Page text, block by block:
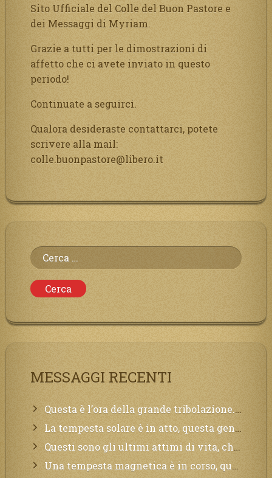
Sito Ufficiale del Colle del Buon Pastore e
dei Messaggi di Myriam.
Grazie a tutti per le dimostrazioni di
affetto che ci avete inviato in questo
periodo!
Continuate a seguirci.
Qualora desideraste contattarci, potete
scrivere alla mail:
colle.buonpastore@libero.it
Ricerca
per:
MESSAGGI RECENTI
Questa è l’ora della grande tribolazione. Volgetemi il vostro cuore
La tempesta solare è in atto, questa generazione soffrirà molto, la Terra arderà, l’acqua sarà contaminata, il cibo non sarà più nelle vostre mense.
Questi sono gli ultimi attimi di vita, chi si vuole salvare Mi chiami in suo aiuto.
Una tempesta magnetica è in corso, questa generazione patirà. Il black out non tarderà ad arrivare e tutta la Terra sarà oscurata.